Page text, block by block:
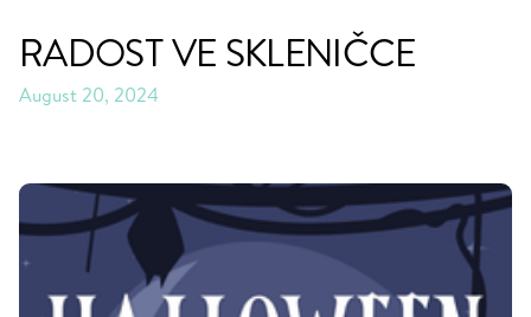
RADOST VE SKLENIČCE
August 20, 2024